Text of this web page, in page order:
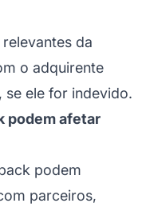
da
o adquirente
ele for indevido.
podem afetar
podem
parceiros,